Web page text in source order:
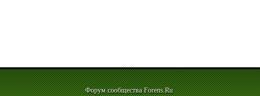
Форум сообщества Forens.Ru